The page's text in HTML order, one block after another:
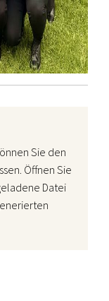
Sie den
Öffnen Sie
Datei